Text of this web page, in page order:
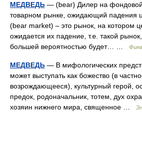
МЕДВЕДЬ — (bear) Дилер на
товарном рынке, ожидающий падения
(bear market) – это рынок, на котором
ожидается их падение, т.е. такой
большей вероятностью будет… …
МЕДВЕДЬ — В мифологических
может выступать как божество (в
возрождающееся), культурный герой,
предок, родоначальник, тотем, дух
хозяин нижнего мира, священное …